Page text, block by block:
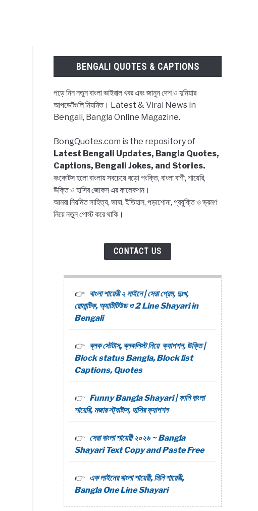
BENGALI QUOTES & CAPTIONS
পড়ে নিন নতুন বাংলা ভাইরাল খবর এবং জানুন দেশ ও দুনিয়ার
আপডেটগুলি নিয়মিত। Latest & Viral News in
Bengali, Bangla Online Magazine.
BongQuotes.com is the repository of
Latest Bengali Updates, Bangla Quotes,
Captions, Bengali Jokes, and Stories.
বংকোটস হলো বাংলায় সবচেয়ে বড়ো পংক্তি, বাংলা বাণী, শায়েরি,
উক্তি ও হাসির জোকস এর কালেকশন।
আমরা নিয়মিত সাহিত্য, ভাষা, ইতিহাস, পড়াশোনা, প্রযুক্তি ও ভ্রমণ
নিয়ে নতুন পোস্ট করে থাকি।
CONTACT US
বাংলা শায়েরী ২ লাইনে | সেরা প্রেম, দুঃখ,
রোমান্টিক, অ্যাটিটিউড ও 2 Line Shayari in
Bengali
ব্লক স্টেটাস, ব্লকলিস্ট নিয়ে ক্যাপশন, উক্তি |
Block status Bangla, Block list
Captions, Quotes
Funny Bangla Shayari | ফানি বাংলা
শায়েরি, মজার স্ট্যাটাস, হাসির ক্যাপশন
সেরা বাংলা শায়েরী ২০২৬ ~ Bangla
Shayari Text Copy and Paste Free
এক লাইনের বাংলা শায়েরী, মিনি শায়েরী,
Bangla One Line Shayari